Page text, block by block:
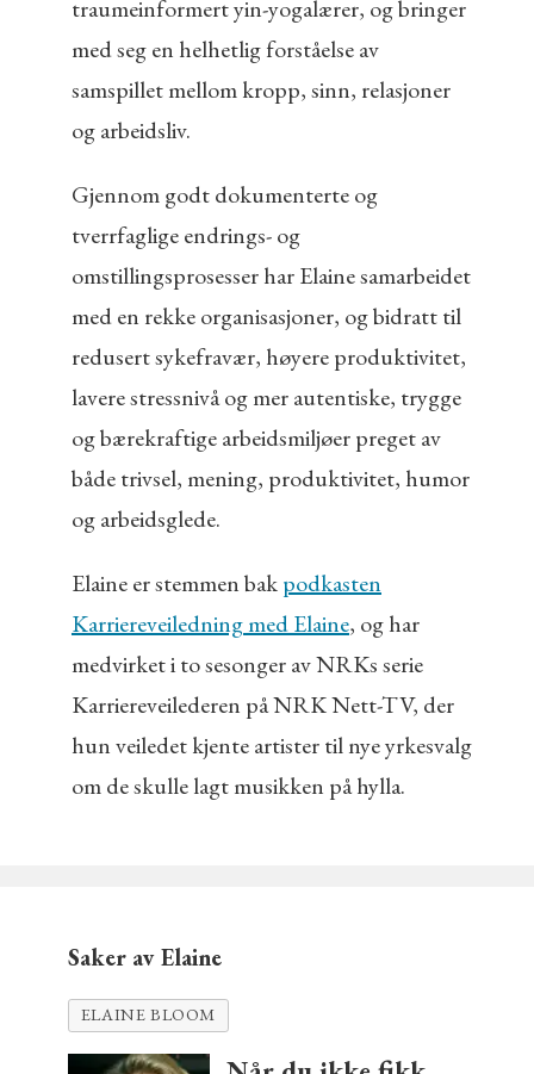
traumeinformert yin-yogalærer, og bringer
med seg en helhetlig forståelse av
samspillet mellom kropp, sinn, relasjoner
og arbeidsliv.
Gjennom godt dokumenterte og
tverrfaglige endrings- og
omstillingsprosesser har Elaine samarbeidet
med en rekke organisasjoner, og bidratt til
redusert sykefravær, høyere produktivitet,
lavere stressnivå og mer autentiske, trygge
og bærekraftige arbeidsmiljøer preget av
både trivsel, mening, produktivitet, humor
og arbeidsglede.
Elaine er stemmen bakpodkasten
Karriereveiledning med Elaine, og har
medvirket i to sesonger av NRKs serie
Karriereveilederen på NRK Nett-TV, der
hun veiledet kjente artister til nye yrkesvalg
om de skulle lagt musikken på hylla.
Saker av Elaine
ELAINE BLOOM